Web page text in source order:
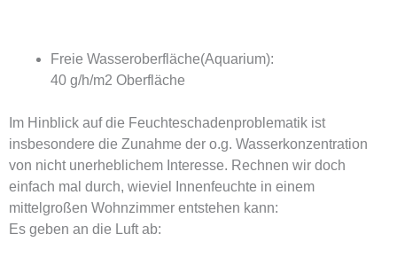
Freie Wasseroberfläche(Aquarium):
40 g/h/m2 Oberfläche
Im Hinblick auf die Feuchteschadenproblematik ist
insbesondere die Zunahme der o.g. Wasserkonzentration
von nicht unerheblichem Interesse. Rechnen wir doch
einfach mal durch, wieviel Innenfeuchte in einem
mittelgroßen Wohnzimmer entstehen kann:
Es geben an die Luft ab: